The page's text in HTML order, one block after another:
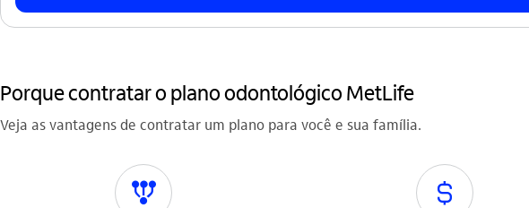
Porque contratar o plano odontológico MetLife
Veja as vantagens de contratar um plano para você e sua família.
icon-itaufonts_todos_pelo_cliente icon icon-itaufonts_cifrao icon